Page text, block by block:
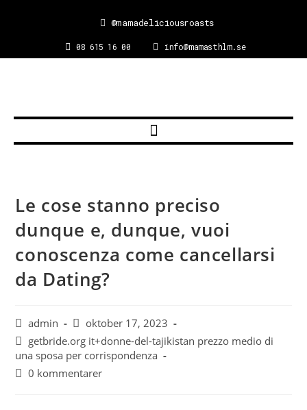
08 615 16 00 info@mamasthlm.se
@mamadeliciousroasts
Le cose stanno preciso
dunque e, dunque, vuoi
conoscenza come cancellarsi
da Dating?
admin
oktober 17, 2023
getbride.org it+donne-del-tajikistan prezzo medio di
una sposa per corrispondenza
0 kommentarer